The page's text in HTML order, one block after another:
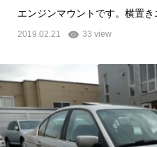
エンジンマウントです。横置
2019.02.21 33 view